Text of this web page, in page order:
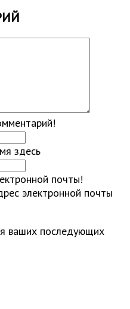
здесь
почты!
электронной почты
ваших последующих